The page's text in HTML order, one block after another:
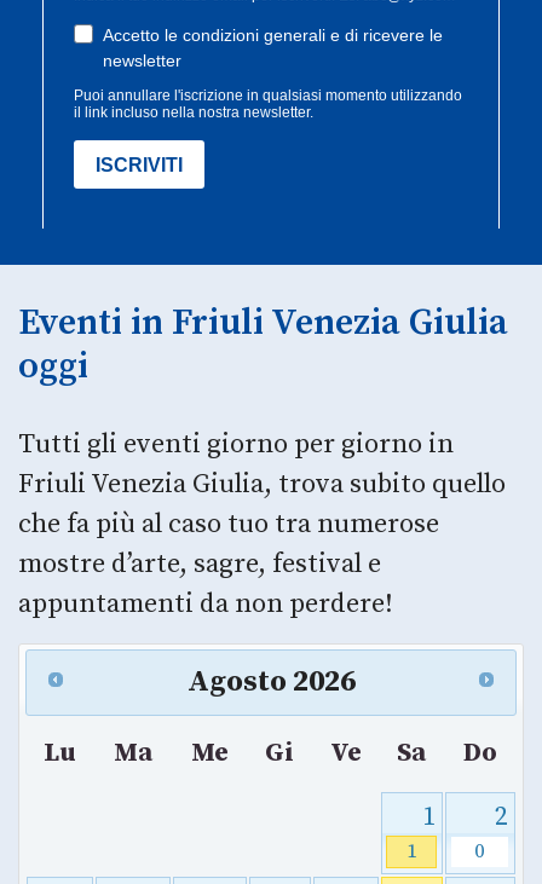
Eventi in Friuli Venezia Giulia
oggi
Tutti gli eventi giorno per giorno in
Friuli Venezia Giulia, trova subito quello
che fa più al caso tuo tra numerose
mostre d’arte, sagre, festival e
appuntamenti da non perdere!
Agosto 2026
Lu Ma Me Gi Ve Sa
Do
1
1
2
0